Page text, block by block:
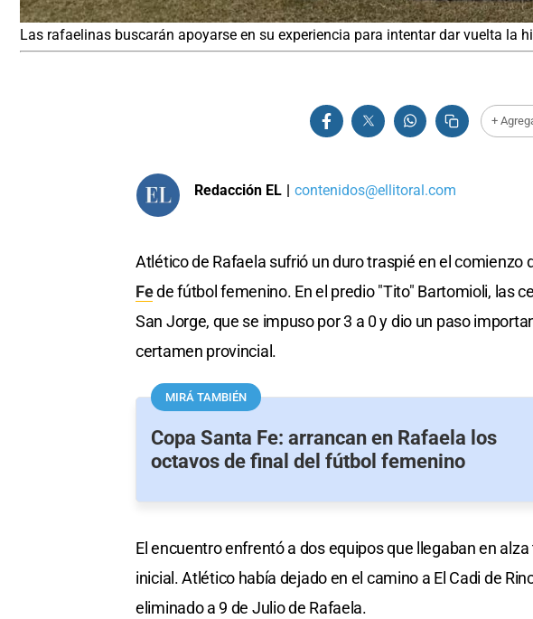
Las rafaelinas buscarán apoyarse en su experiencia para intentar dar vuelta la
+
Redacción EL | contenidos@ellitoral.com
Atlético de Rafaela sufrió un duro traspié en el comienzo
Fede fútbol femenino. En el predio "Tito" Bartomioli, las
San Jorge, que se impuso por 3 a 0 y dio un paso
certamen provincial.
MIRÁ TAMBIÉN
Copa Santa Fe: arrancan en Rafaela los
octavos de final del fútbol femenino
El encuentro enfrentó a dos equipos que llegaban en
inicial. Atlético había dejado en el camino a El Cadi de
eliminado a 9 de Julio de Rafaela.